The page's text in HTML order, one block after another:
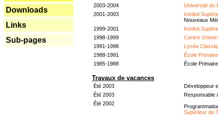
Downloads
Links
Sub-pages
2003-2004
Université du
2001-2003
Institut
Nouveaux
1999-2001
Institut
1998-1999
Centre
1991-1998
Lycée
1988-1991
École
1985-1988
École
Travaux de vacances
Été 2003
Développeur
Été 2003
Responsable
Été 2002
Supérieur de